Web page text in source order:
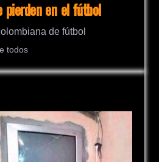
pierden en el fútbol
todos